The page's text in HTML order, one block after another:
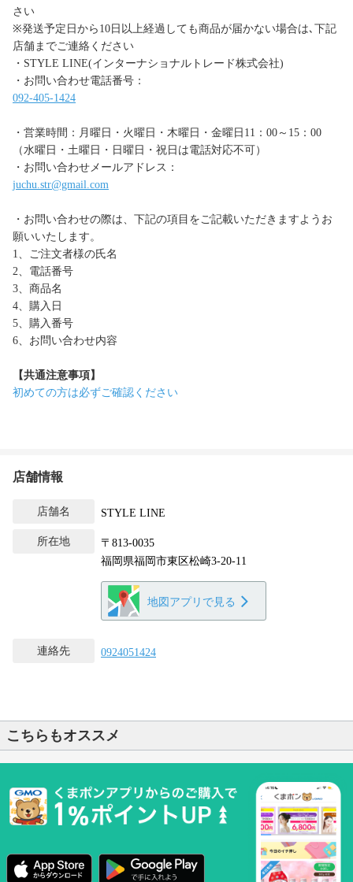
さい
※発送予定日から10日以上経過しても商品が届かない場合は､下記
店舗までご連絡ください
・STYLE LINE(インターナショナルトレード株式会社)
・お問い合わせ電話番号：
092-405-1424
・営業時間：月曜日・火曜日・木曜日・金曜日11：00～15：00
（水曜日・土曜日・日曜日・祝日は電話対応不可）
・お問い合わせメールアドレス：
juchu.str@gmail.com
・お問い合わせの際は、下記の項目をご記載いただきますようお
願いいたします。
1、ご注文者様の氏名
2、電話番号
3、商品名
4、購入日
5、購入番号
6、お問い合わせ内容
【共通注意事項】
初めての方は必ずご確認ください
店舗情報
店舗名 STYLE LINE
所在地
〒813-0035
福岡県福岡市東区松崎3-20-11
地図アプリで見る
連絡先 0924051424
こちらもオススメ